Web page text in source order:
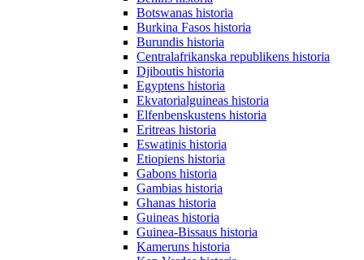
Botswanas historia
Burkina Fasos historia
Burundis historia
Centralafrikanska republikens historia
Djiboutis historia
Egyptens historia
Ekvatorialguineas historia
Elfenbenskustens historia
Eritreas historia
Eswatinis historia
Etiopiens historia
Gabons historia
Gambias historia
Ghanas historia
Guineas historia
Guinea-Bissaus historia
Kameruns historia